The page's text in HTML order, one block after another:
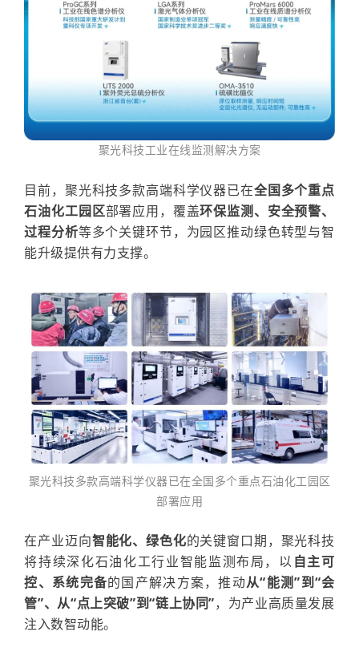
聚光科技工业在线监测解决方案
目前，聚光科技多款高端科学仪器已在全国多个重点
石油化工园区部署应用，覆盖环保监测、安全预警、
过程分析等多个关键环节，为园区推动绿色转型与智
能升级提供有力支撑。
聚光科技多款高端科学仪器已在全国多个重点石油化工园区
部署应用
在产业迈向智能化、绿色化的关键窗口期，聚光科技
将持续深化石油化工行业智能监测布局，以 自主可
控、系统完备的国产解决方案，推动从“能测”到“会
管”、从“点上突破”到“链上协同”，为产业高质量发展
注入数智动能。